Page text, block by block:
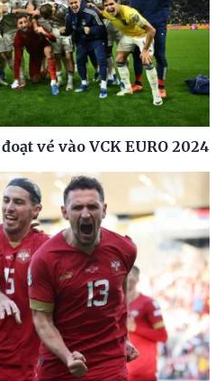
vé vào VCK EURO 2024